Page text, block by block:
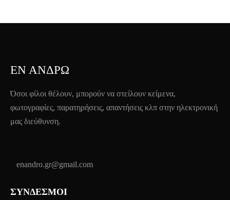
ΕΝ ΆΝΔΡΩ
Όσοι φίλοι θέλουν, μπορούν να στείλουν κείμενα,
φωτογραφίες, παρατηρήσεις, απαντήσεις κλπ στην ηλεκτρονική
μας διεύθυνση.
enandro.gr@gmail.com
ΣΥΝΔΕΣΜΟΙ